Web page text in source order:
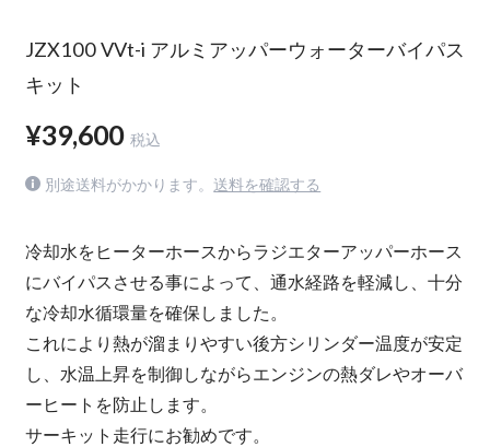
JZX100 VVt-i アルミアッパーウォーターバイパス
キット
¥39,600 税込
別途送料がかかります。 送料を確認する
冷却水をヒーターホースからラジエターアッパーホース
にバイパスさせる事によって、通水経路を軽減し、十分
な冷却水循環量を確保しました。
これにより熱が溜まりやすい後方シリンダー温度が安定
し、水温上昇を制御しながらエンジンの熱ダレやオーバ
ーヒートを防止します。
サーキット走行にお勧めです。